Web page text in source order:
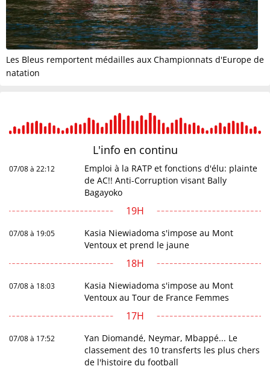
Les Bleus remportent médailles aux Championnats d'Europe de
natation
L'info en continu
07/08 à 22:12
Emploi à la RATP et fonctions d'élu: plainte
de AC!! Anti-Corruption visant Bally
Bagayoko
19H
07/08 à 19:05
Kasia Niewiadoma s'impose au Mont
Ventoux et prend le jaune
18H
07/08 à 18:03
Kasia Niewiadoma s'impose au Mont
Ventoux au Tour de France Femmes
17H
07/08 à 17:52
Yan Diomandé, Neymar, Mbappé... Le
classement des 10 transferts les plus chers
de l'histoire du football